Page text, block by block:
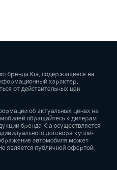
бренда Kia, содержащиеся на
характер.
от действительных цен
об актуальных ценах на
обращайтесь к дилерам
бренда Kia осуществляется
договора купли-
автомобиля может
является публичной офертой.